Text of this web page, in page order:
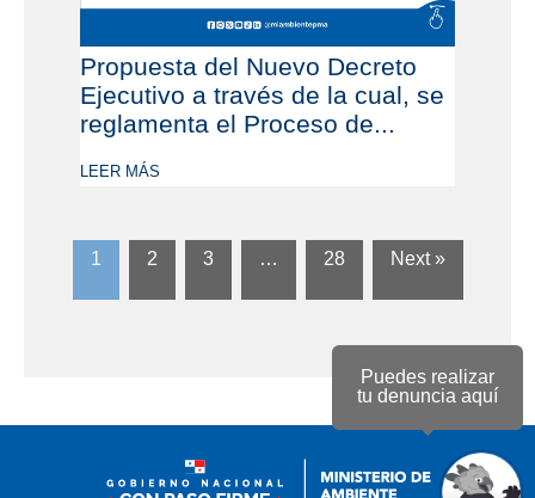
Puedes realizar
tu denuncia aquí
Propuesta del Nuevo Decreto
Ejecutivo a través de la cual, se
reglamenta el Proceso de...
LEER MÁS
1 2 3 … 28 Next »